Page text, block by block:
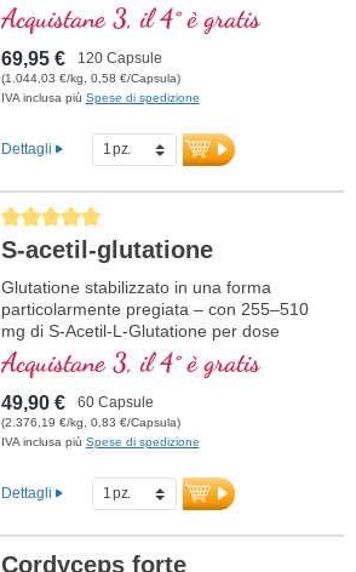
Acquistane 3, il 4° è gratis
69,95 € 120 Capsule
(1.044,03 €/kg, 0,58 €/Capsula)
IVA inclusa più Spese di spedizione
Dettagli
Average rating of 5 out of 5 stars
S-acetil-glutatione
Glutatione stabilizzato in una forma
particolarmente pregiata – con 255–510
mg di S-Acetil-L-Glutatione per dose
giornaliera. La struttura acetilata protegge
dalla decomposizione nello stomaco e
consente un'assimilazione
particolarmente efficiente. Capsule
sigillate senza alluminio, 100% vegane,
prodotto in Germania e testato in
laboratorio per la purezza.
Acquistane 3, il 4° è gratis
49,90 € 60 Capsule
(2.376,19 €/kg, 0,83 €/Capsula)
IVA inclusa più Spese di spedizione
Dettagli
Cordyceps forte